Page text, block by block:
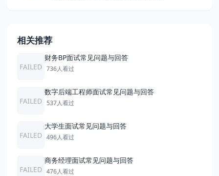
相关推荐
FAILED
财务BP面试常见问题与回答
736人看过
FAILED
数字后端工程师面试常见问题与回答
537人看过
FAILED
大学生面试常见问题与回答
496人看过
FAILED
商务经理面试常见问题与回答
476人看过